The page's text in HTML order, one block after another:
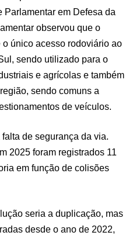
Parlamentar em Defesa da
observou que o
único acesso rodoviário ao
sendo utilizado para o
e agrícolas e também
sendo comuns a
de veículos.
de segurança da via.
2025 foram registrados 11
em função de colisões
seria a duplicação, mas
desde o ano de 2022,